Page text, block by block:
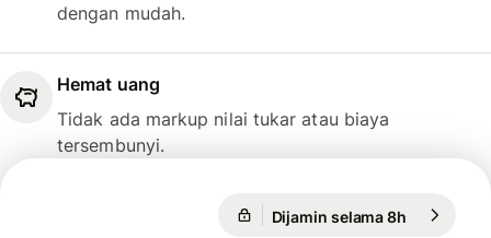
dengan mudah.
Hemat uang
Tidak ada markup nilai tukar atau biaya
tersembunyi.
Dijamin selama 8h